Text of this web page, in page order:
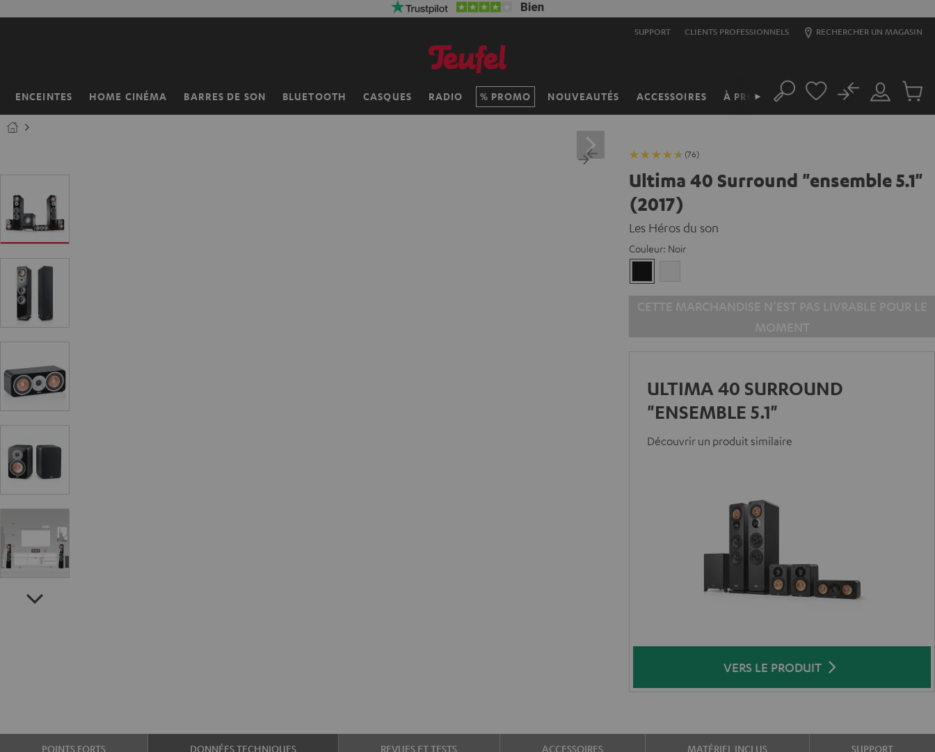
SUPPORT CLIENTS PROFESSIONNELS RECHERCHER UN MAGASIN
ENCEINTES HOME CINÉMA BARRES DE SON BLUETOOTH CASQUES RADIO PROMO NOUVEAUTÉS ACCESSOIRES À PROPOS
►
Page
d’accueil
Rechercher
Mon
compte
No
(76)
Ultima 40 Surround "ensemble 5.1"
(2017)
Les Héros du son
Couleur: Noir
ULTIMA 40 SURROUND
"ENSEMBLE 5.1"
Découvrir un produit similaire
VERS LE PRODUIT
POINTS FORTS DONNÉES TECHNIQUES REVUES ET TESTS ACCESSOIRES MATÉRIEL INCLUS SUPPORT